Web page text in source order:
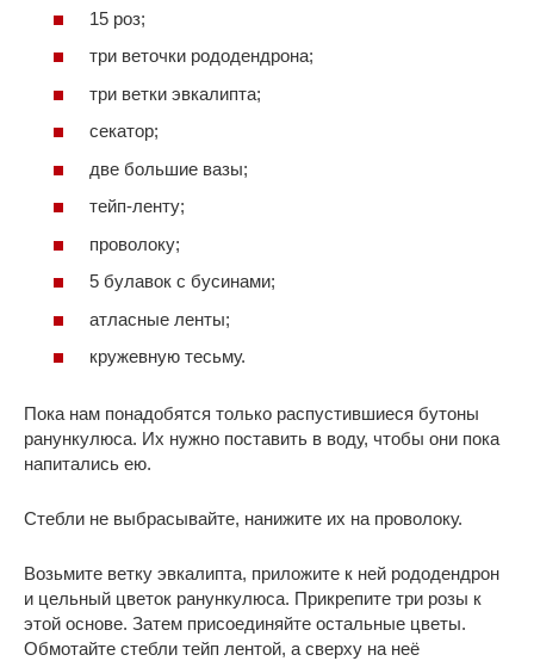
15 роз;
три веточки рододендрона;
три ветки эвкалипта;
секатор;
две большие вазы;
тейп-ленту;
проволоку;
5 булавок с бусинами;
атласные ленты;
кружевную тесьму.
Пока нам понадобятся только распустившиеся бутоны
ранункулюса. Их нужно поставить в воду, чтобы они пока
напитались ею.
Стебли не выбрасывайте, нанижите их на проволоку.
Возьмите ветку эвкалипта, приложите к ней рододендрон
и цельный цветок ранункулюса. Прикрепите три розы к
этой основе. Затем присоединяйте остальные цветы.
Обмотайте стебли тейп лентой, а сверху на неё